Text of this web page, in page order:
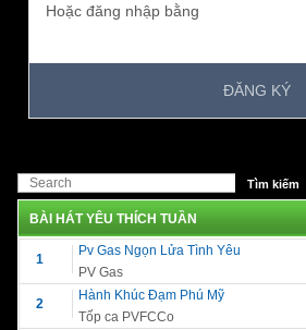
Hoặc đăng nhập bằng
ĐĂNG KÝ
BÀI HÁT YÊU THÍCH TUẦN
1
Pv Gas Ngọn Lửa Tình Yêu
PV Gas
2
Hành Khúc Đạm Phú Mỹ
Tốp ca PVFCCo